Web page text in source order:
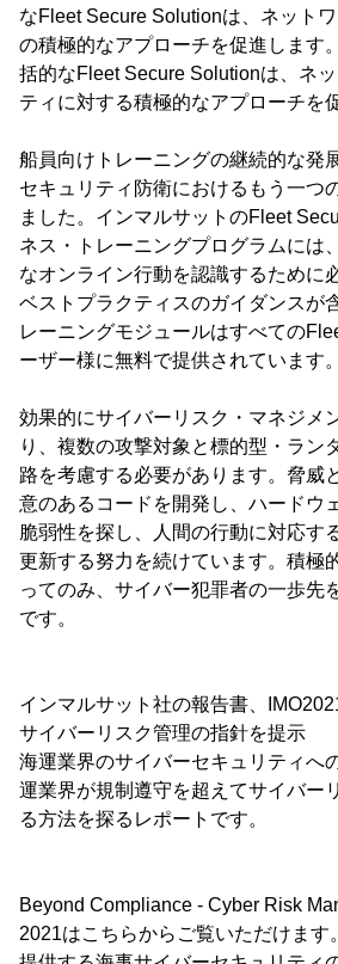
なFleet Secure Solutionは、ネット
の積極的なアプローチを促進します
括的なFleet Secure Solutionは、ネ
ティに対する積極的なアプローチを
船員向けトレーニングの継続的な発
セキュリティ防衛におけるもう一つ
ました。インマルサットのFleet
ネス・トレーニングプログラムには
なオンライン行動を認識するために
ベストプラクティスのガイダンスが
レーニングモジュールはすべての
ーザー様に無料で提供されています。
効果的にサイバーリスク・マネジメ
り、複数の攻撃対象と標的型・ラン
路を考慮する必要があります。脅威
意のあるコードを開発し、ハードウ
脆弱性を探し、人間の行動に対応す
更新する努力を続けています。積極
ってのみ、サイバー犯罪者の一歩先
です。
インマルサット社の報告書、
サイバーリスク管理の指針を提示
海運業界のサイバーセキュリティへ
運業界が規制遵守を超えてサイバー
る方法を探るレポートです。
Beyond Compliance - Cyber Risk
2021はこちらからご覧いただけます